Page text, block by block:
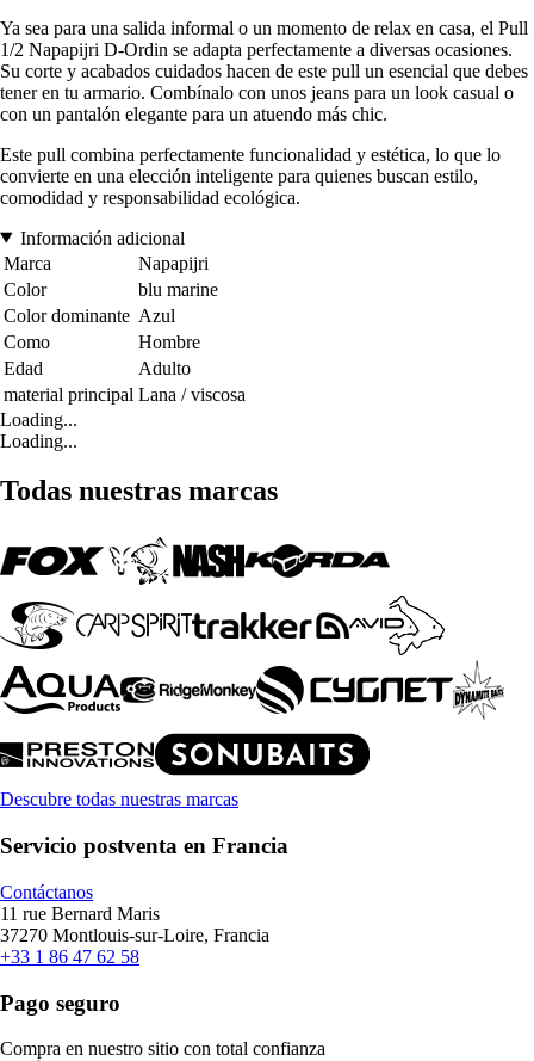
Ya sea para una salida informal o un momento de relax en casa, el Pull
1/2 Napapijri D-Ordin se adapta perfectamente a diversas ocasiones.
Su corte y acabados cuidados hacen de este pull un esencial que debes
tener en tu armario. Combínalo con unos jeans para un look casual o
con un pantalón elegante para un atuendo más chic.
Este pull combina perfectamente funcionalidad y estética, lo que lo
convierte en una elección inteligente para quienes buscan estilo,
comodidad y responsabilidad ecológica.
Información adicional
Marca
Napapijri
Color
blu marine
Color dominante Azul
Como
Hombre
Edad
Adulto
material principal Lana / viscosa
Loading...
Loading...
Todas nuestras marcas
Descubre todas nuestras marcas
Servicio postventa en Francia
Contáctanos
11 rue Bernard Maris
37270 Montlouis-sur-Loire, Francia
+33 1 86 47 62 58
Pago seguro
Compra en nuestro sitio con total confianza